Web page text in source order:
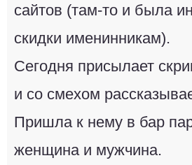
сайтов (там-то и была
скидки именинникам).
Сегодня присылает
и со смехом
Пришла к нему в бар
женщина и мужчина.